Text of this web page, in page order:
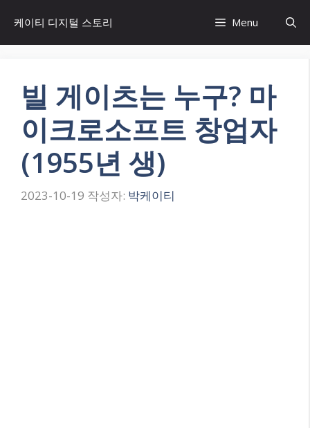
츠
케이티 디지털 스토리 Menu
빌 게이츠는 누구? 마
이크로소프트 창업자
(1955년 생)
2023-10-19 작성자: 박케이티